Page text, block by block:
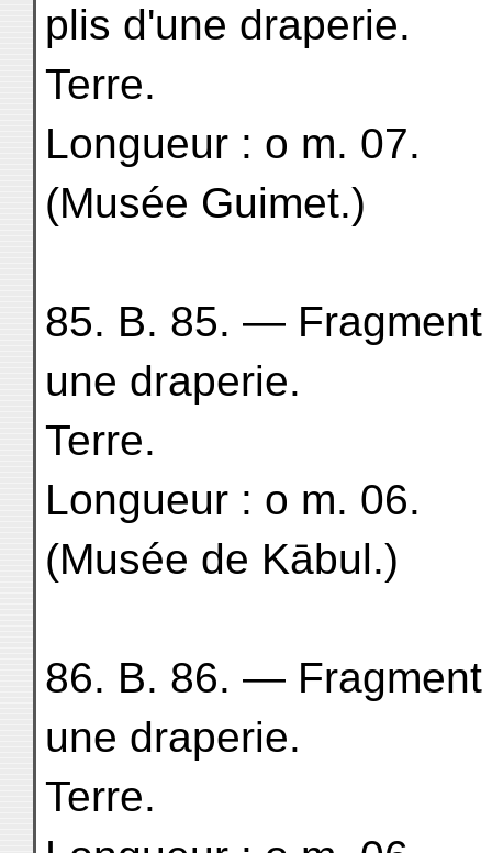
plis d'une draperie.
Terre.
Longueur : o m. 07.
(Musée Guimet.)
85. B. 85. — Fragment
une draperie.
Terre.
Longueur : o m. 06.
(Musée de Kābul.)
86. B. 86. — Fragment
une draperie.
Terre.